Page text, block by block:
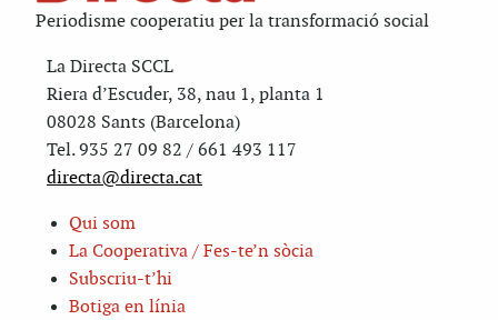
Periodisme cooperatiu per la transformació social
La Directa SCCL
Riera d’Escuder, 38, nau 1, planta 1
08028 Sants (Barcelona)
Tel. 935 27 09 82 / 661 493 117
directa@directa.cat
Qui som
La Cooperativa / Fes-te’n sòcia
Subscriu-t’hi
Botiga en línia